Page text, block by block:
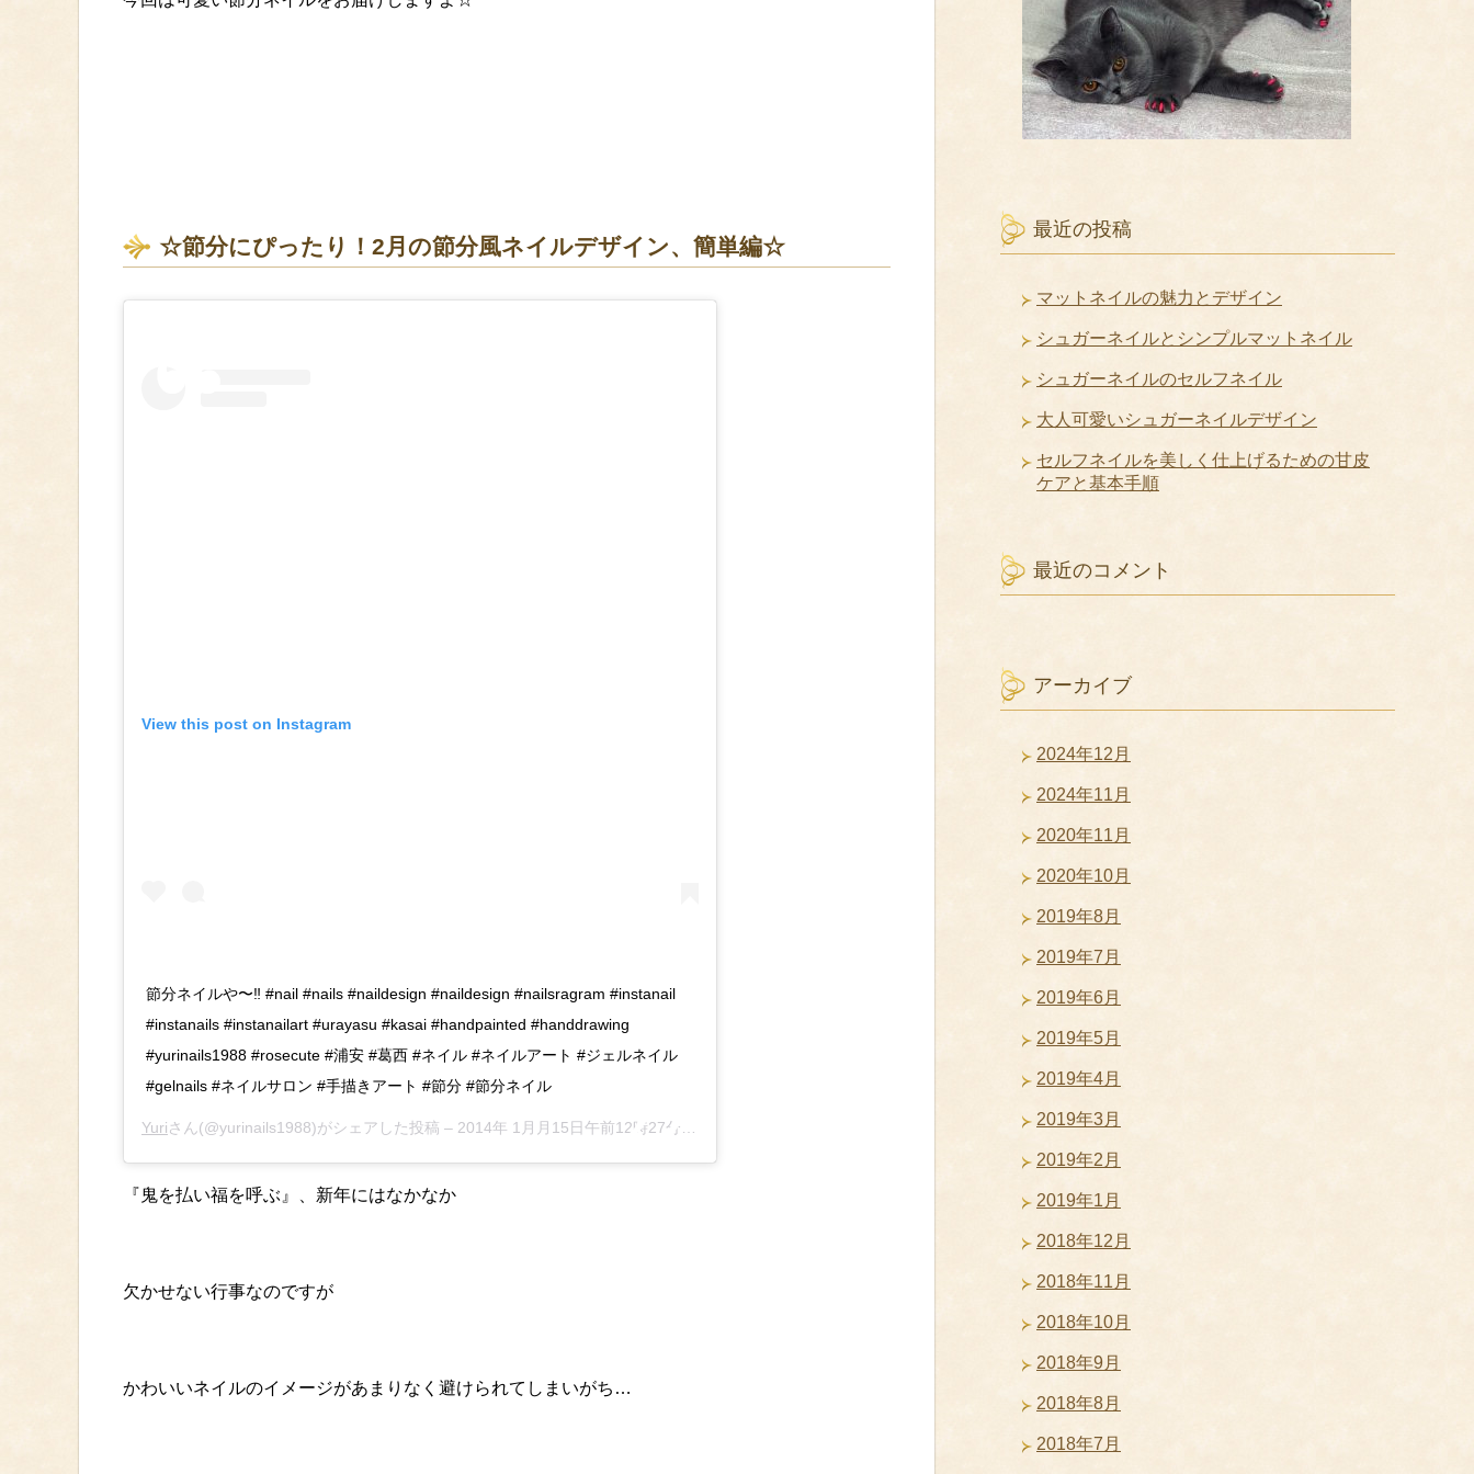
☆節分にぴったり！2月の節分風ネイルデザイン、簡単編☆
View this post on Instagram
節分ネイルや〜‼︎ #nail #nails #naildesign #naildesign #nailsragram #instanail
#instanails #instanailart #urayasu #kasai #handpainted #handdrawing
#yurinails1988 #rosecute #浦安 #葛西 #ネイル #ネイルアート #ジェルネイル
#gelnails #ネイルサロン #手描きアート #節分 #節分ネイル
Yuriさん(@yurinails1988)がシェアした投稿 – 2014年 1月月15日午前12時27分PST
『鬼を払い福を呼ぶ』、新年にはなかなか
欠かせない行事なのですが
かわいいネイルのイメージがあまりなく避けられてしまいがち…
最近の投稿
マットネイルの魅力とデザイン
シュガーネイルとシンプルマットネイル
シュガーネイルのセルフネイル
大人可愛いシュガーネイルデザイン
セルフネイルを美しく仕上げるための甘皮
ケアと基本手順
最近のコメント
アーカイブ
2024年12月
2024年11月
2020年11月
2020年10月
2019年8月
2019年7月
2019年6月
2019年5月
2019年4月
2019年3月
2019年2月
2019年1月
2018年12月
2018年11月
2018年10月
2018年9月
2018年8月
2018年7月